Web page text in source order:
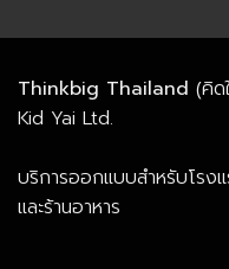
Thinkbig Thailand (คิ
Kid Yai Ltd.
บริการออกแบบสำหรับโรง
และร้านอาหาร